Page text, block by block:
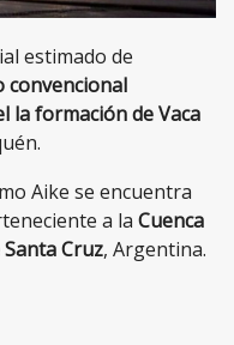
estimado de
convencional
la formación de Vaca
Aike se encuentra
a la Cuenca
Cruz, Argentina.